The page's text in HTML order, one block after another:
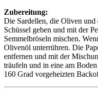
Zubereitung:
Die Sardellen, die Oliven
Schüssel geben und mit der
Semmelbröseln mischen.
Olivenöl unterrühren. Die
entfernen und mit der
träufeln und in eine am
160 Grad vorgeheizten